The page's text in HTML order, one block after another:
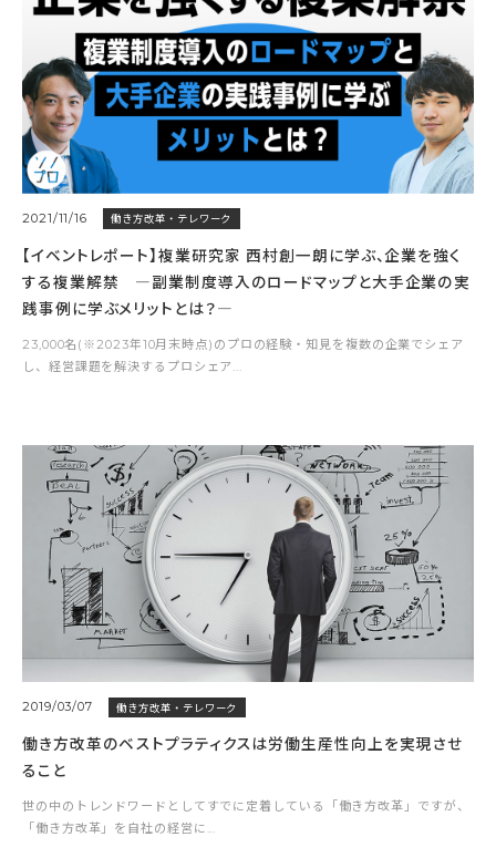
2021/11/16 働き方改革・テレワーク
【イベントレポート】複業研究家 西村創一朗に学ぶ、企業を強く
する複業解禁 ―副業制度導入のロードマップと大手企業の実
践事例に学ぶメリットとは？―
23,000名(※2023年10月末時点)のプロの経験・知見を複数の企業でシェア
し、経営課題を解決するプロシェア...
2019/03/07 働き方改革・テレワーク
働き方改革のベストプラティクスは労働生産性向上を実現させ
ること
世の中のトレンドワードとしてすでに定着している「働き方改革」ですが、
「働き方改革」を自社の経営に...